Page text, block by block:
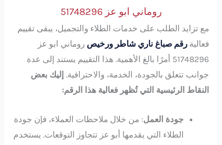
روماني ابو عز 51748296
مع تزايد الطلب على خدمات الطلاء والتجميل، يبقى تقييم
فعاليةرقم صباغ ناري شاطر ورخيص روماني ابو عز
51748296 أمرًا بالغ الأهمية. هذا التقييم يستند إلى عدة
جوانب تتعلق بالجودة، الخدمة، والاحترافية. إليك بعض
النقاط الرئيسية التي تُظهر فعالية هذا الرقم:
جودة العمل: من خلال ملاحظات العملاء، فإن جودة
الطلاء التي يقدمها أبو عز تتجاوز التوقعات. يستخدم